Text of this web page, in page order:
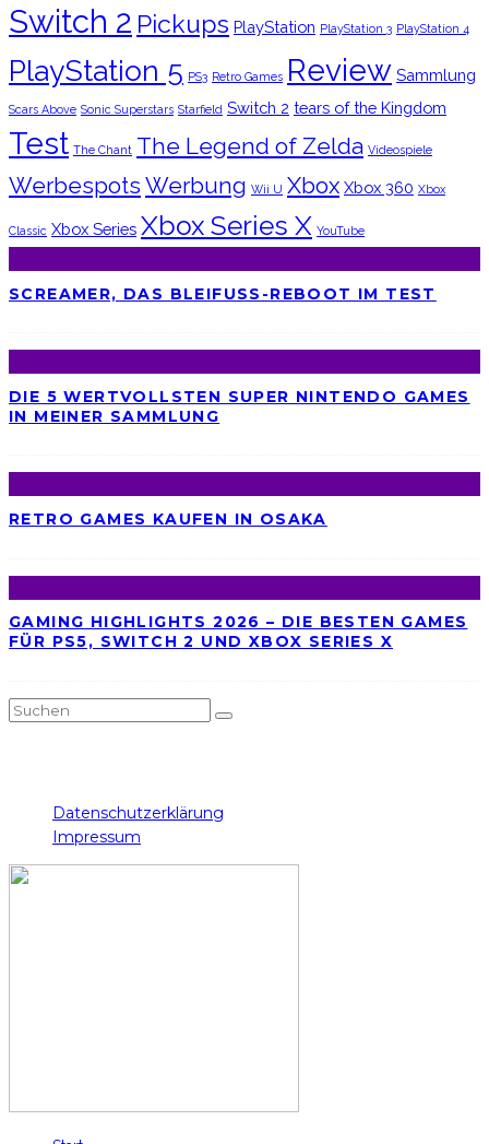
Switch 2 Pickups PlayStation PlayStation 3 PlayStation 4
PlayStation 5 PS3 Retro Games Review Sammlung
Scars Above Sonic Superstars Starfield Switch 2 tears of the Kingdom
Test The Chant The Legend of Zelda Videospiele
Werbespots Werbung Wii U Xbox Xbox 360 Xbox
Classic Xbox Series Xbox Series X YouTube
SCREAMER, DAS BLEIFUSS-REBOOT IM TEST
DIE 5 WERTVOLLSTEN SUPER NINTENDO GAMES
IN MEINER SAMMLUNG
RETRO GAMES KAUFEN IN OSAKA
GAMING HIGHLIGHTS 2026 – DIE BESTEN GAMES
FÜR PS5, SWITCH 2 UND XBOX SERIES X
Datenschutzerklärung
Impressum